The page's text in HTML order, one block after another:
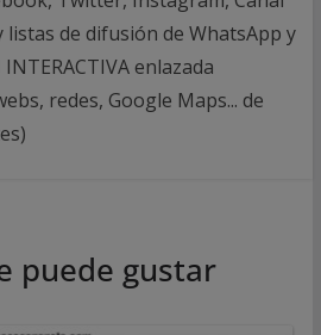
de difusión de WhatsApp y
enlazada
redes, Google Maps... de
puede gustar